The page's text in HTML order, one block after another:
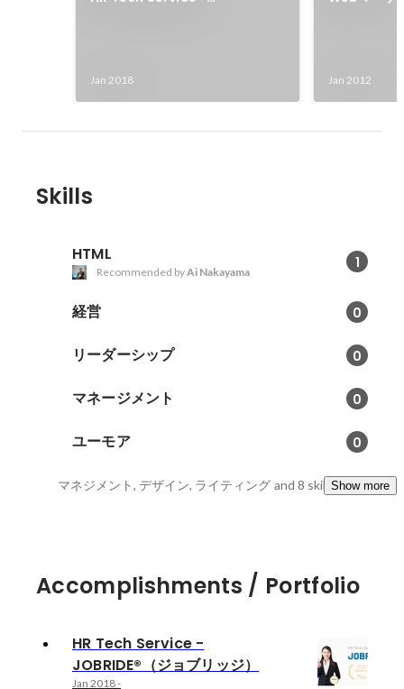
Jan 2018 Jan 2012
Skills
HTML 1
Recommended byAi Nakayama
経営 0
リーダーシップ 0
マネージメント 0
ユーモア 0
マネジメント, デザイン, ライティング and 8 skillsShow more
Accomplishments / Portfolio
HR Tech Service -
JOBRIDE®（ジョブリッジ）
Jan 2018-